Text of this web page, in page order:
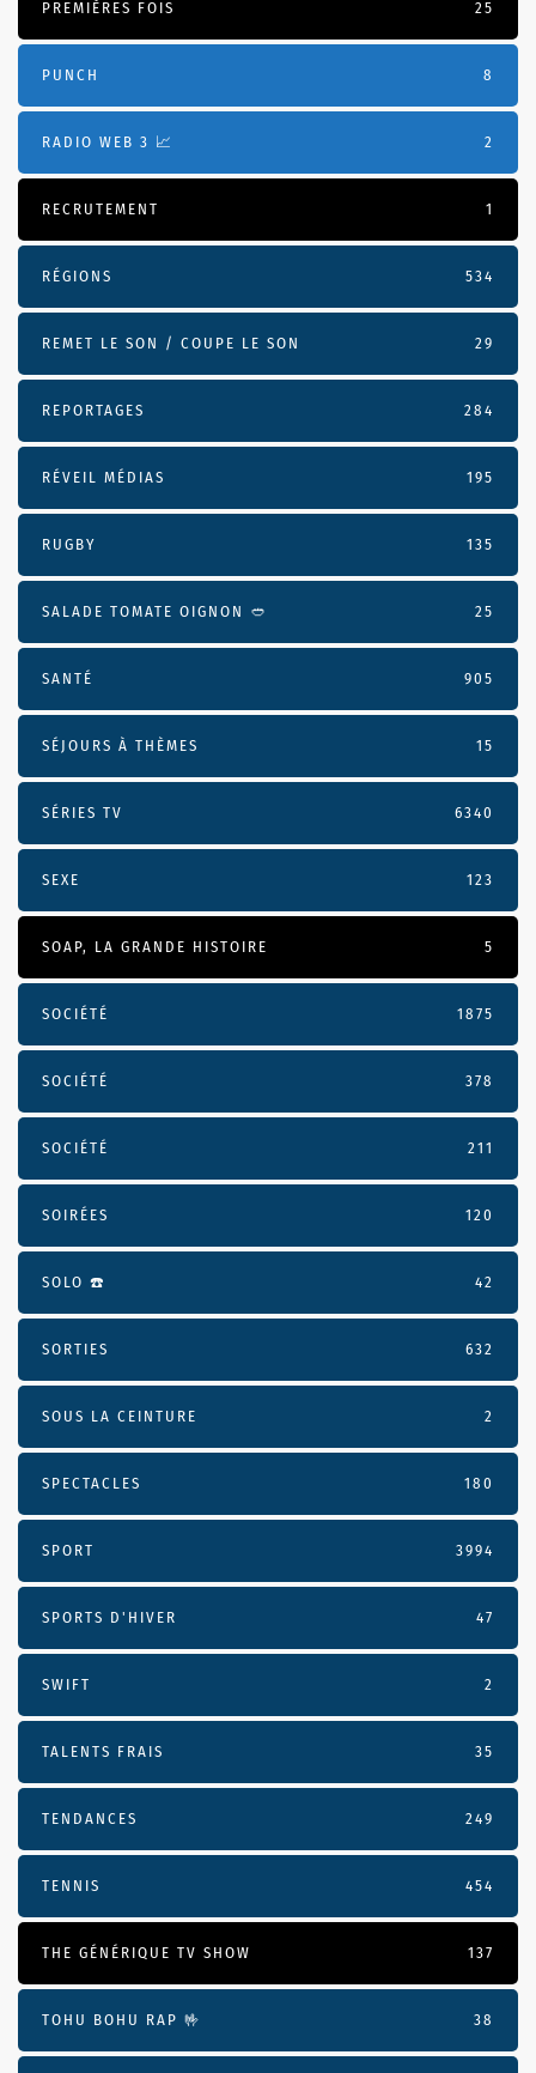
PREMIÈRES FOIS 25
PUNCH 8
RADIO WEB 3 📈 2
RECRUTEMENT 1
RÉGIONS 534
REMET LE SON / COUPE LE SON 29
REPORTAGES 284
RÉVEIL MÉDIAS 195
RUGBY 135
SALADE TOMATE OIGNON 🥙 25
SANTÉ 905
SÉJOURS À THÈMES 15
SÉRIES TV 6340
SEXE 123
SOAP, LA GRANDE HISTOIRE 5
SOCIÉTÉ 1875
SOCIÉTÉ 378
SOCIÉTÉ 211
SOIRÉES 120
SOLO ☎️ 42
SORTIES 632
SOUS LA CEINTURE 2
SPECTACLES 180
SPORT 3994
SPORTS D'HIVER 47
SWIFT 2
TALENTS FRAIS 35
TENDANCES 249
TENNIS 454
THE GÉNÉRIQUE TV SHOW 137
TOHU BOHU RAP 🤟 38